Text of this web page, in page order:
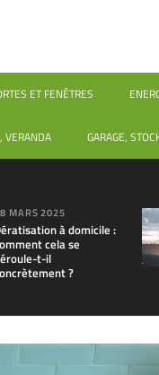
ET FENÊTRES
VERANDA GARAGE,
MARS 2025
à domicile :
cela se
t-il
?